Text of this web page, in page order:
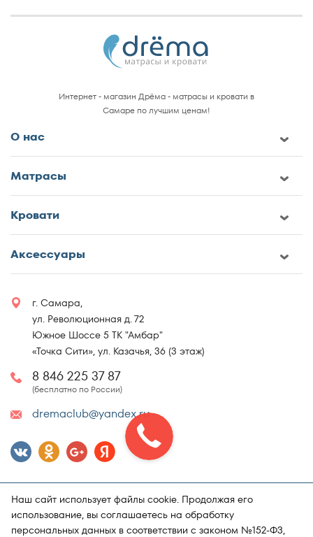
Интернет - магазин Дрёма - матрасы и кровати в
Самаре по лучшим ценам!
О нас
Матрасы
Кровати
Аксессуары
г. Самара,
ул. Революционная д. 72
Южное Шоссе 5 ТК "Амбар"
«Точка Сити», ул. Казачья, 36 (3 этаж)
8 846 225 37 87
(бесплатно по России)
dremaclub@yandex.ru
Наш сайт использует файлы cookie. Продолжая его
использование, вы соглашаетесь на обработку
персональных данных в соответствии с законом №152-ФЗ,